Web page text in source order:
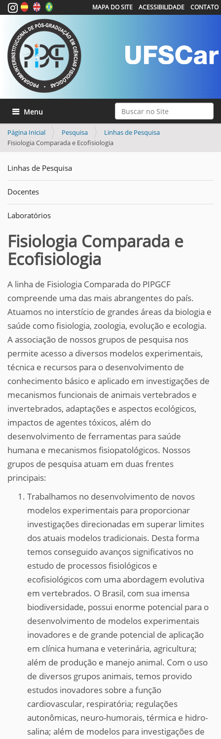
Busca Avançada…
MAPA DO SITE ACESSIBILIDADE CONTATO
Toggle navigation
Página Inicial Pesquisa
Linhas de Pesquisa
Fisiologia Comparada e Ecofisiologia
Linhas de Pesquisa
Docentes
Laboratórios
Fisiologia Comparada e
Ecofisiologia
A linha de Fisiologia Comparada do PIPGCF
compreende uma das mais abrangentes do país.
Atuamos no interstício de grandes áreas da biologia e
saúde como fisiologia, zoologia, evolução e ecologia.
A associação de nossos grupos de pesquisa nos
permite acesso a diversos modelos experimentais,
técnica e recursos para o desenvolvimento de
conhecimento básico e aplicado em investigações de
mecanismos funcionais de animais vertebrados e
invertebrados, adaptações e aspectos ecológicos,
impactos de agentes tóxicos, além do
desenvolvimento de ferramentas para saúde
humana e mecanismos fisiopatológicos. Nossos
grupos de pesquisa atuam em duas frentes
principais:
Trabalhamos no desenvolvimento de novos
modelos experimentais para proporcionar
investigações direcionadas em superar limites
dos atuais modelos tradicionais. Desta forma
temos conseguido avanços significativos no
estudo de processos fisiológicos e
ecofisiológicos com uma abordagem evolutiva
em vertebrados. O Brasil, com sua imensa
biodiversidade, possui enorme potencial para o
desenvolvimento de modelos experimentais
inovadores e de grande potencial de aplicação
em clínica humana e veterinária, agricultura;
além de produção e manejo animal. Com o uso
de diversos grupos animais, temos provido
estudos inovadores sobre a função
cardiovascular, respiratória; regulações
autonômicas, neuro-humorais, térmica e hidro-
salina; além de modelos para investigações de